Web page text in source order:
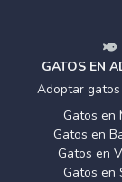
GATOS EN
Adoptar gatos
Gatos en
Gatos en
Gatos en
Gatos en